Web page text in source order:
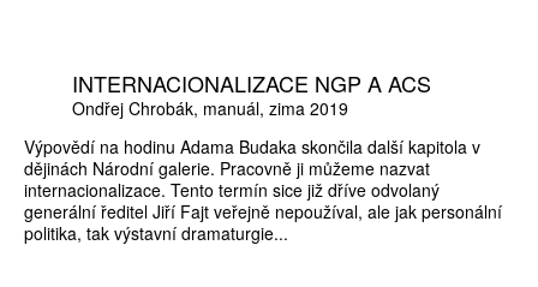
INTERNACIONALIZACE NGP A ACS
Ondřej Chrobák manuál zima 2019
Výpovědí na hodinu Adama Budaka skončila další kapitola v
dějinách Národní galerie. Pracovně ji můžeme nazvat
internacionalizace. Tento termín sice již dříve odvolaný
generální ředitel Jiří Fajt veřejně nepoužíval, ale jak personální
politika, tak výstavní dramaturgie...